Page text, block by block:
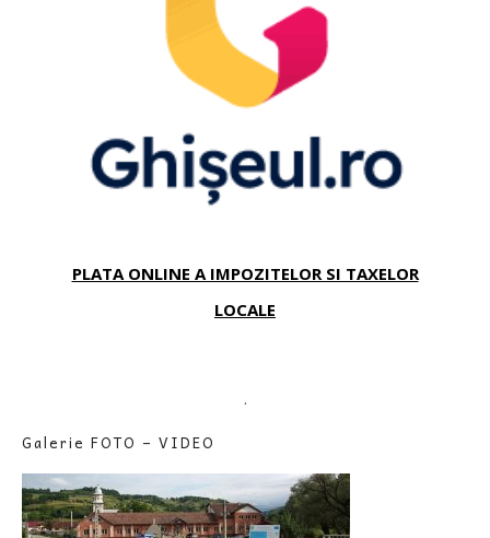
PLATA ONLINE A IMPOZITELOR SI TAXELOR
LOCALE
.
Galerie FOTO – VIDEO